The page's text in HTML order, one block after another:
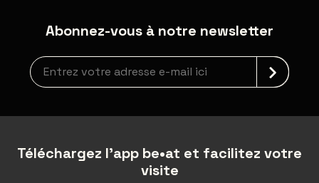
Abonnez-vous à notre newsletter
Inscription à la newsletter
Téléchargez l'app be•at et facilitez votre
visite